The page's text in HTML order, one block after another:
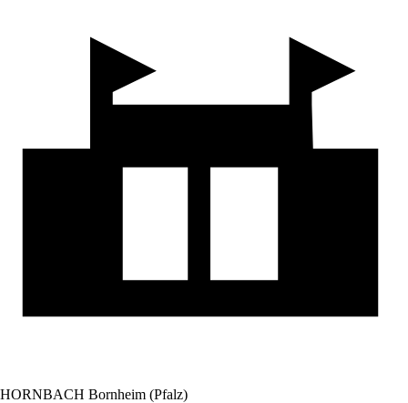
HORNBACH Bornheim (Pfalz)